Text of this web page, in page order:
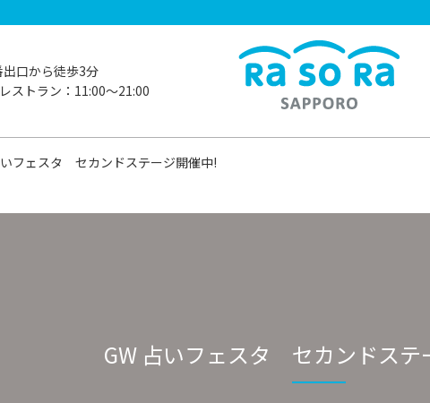
口から徒歩3分
ストラン：11:00〜21:00
フェスタ セカンドステージ開催中!
GW 占いフェスタ セカンドステ